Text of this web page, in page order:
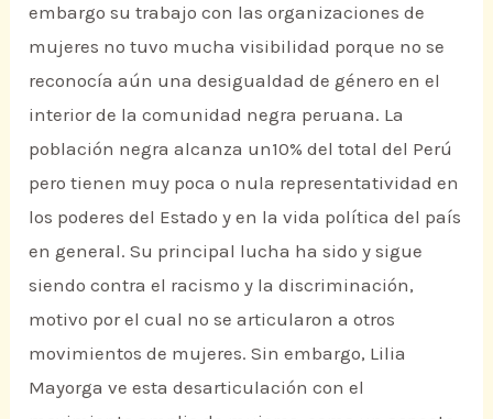
embargo su trabajo con las organizaciones de
mujeres no tuvo mucha visibilidad porque no se
reconocía aún una desigualdad de género en el
interior de la comunidad negra peruana. La
población negra alcanza un10% del total del Perú
pero tienen muy poca o nula representatividad en
los poderes del Estado y en la vida política del país
en general. Su principal lucha ha sido y sigue
siendo contra el racismo y la discriminación,
motivo por el cual no se articularon a otros
movimientos de mujeres. Sin embargo, Lilia
Mayorga ve esta desarticulación con el